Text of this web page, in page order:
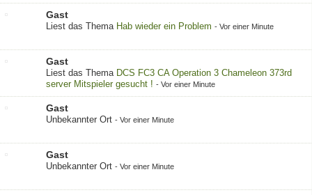
Gast
Liest das Thema Hab wieder ein Problem - Vor einer Minute
Gast
Liest das Thema DCS FC3 CA Operation 3 Chameleon 373rd
server Mitspieler gesucht ! - Vor einer Minute
Gast
Unbekannter Ort - Vor einer Minute
Gast
Unbekannter Ort - Vor einer Minute